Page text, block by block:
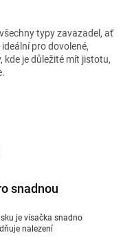
typy zavazadel, ať
pro dovolené,
kde je důležité mít jistotu,
snadnou
je visačka snadno
nalezení